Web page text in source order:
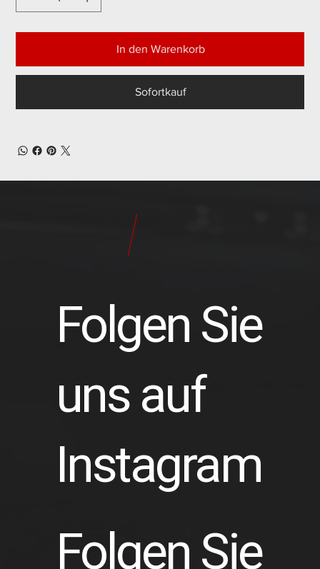
In den Warenkorb
Sofortkauf
Folgen Sie
uns auf
Instagram
Folgen Sie